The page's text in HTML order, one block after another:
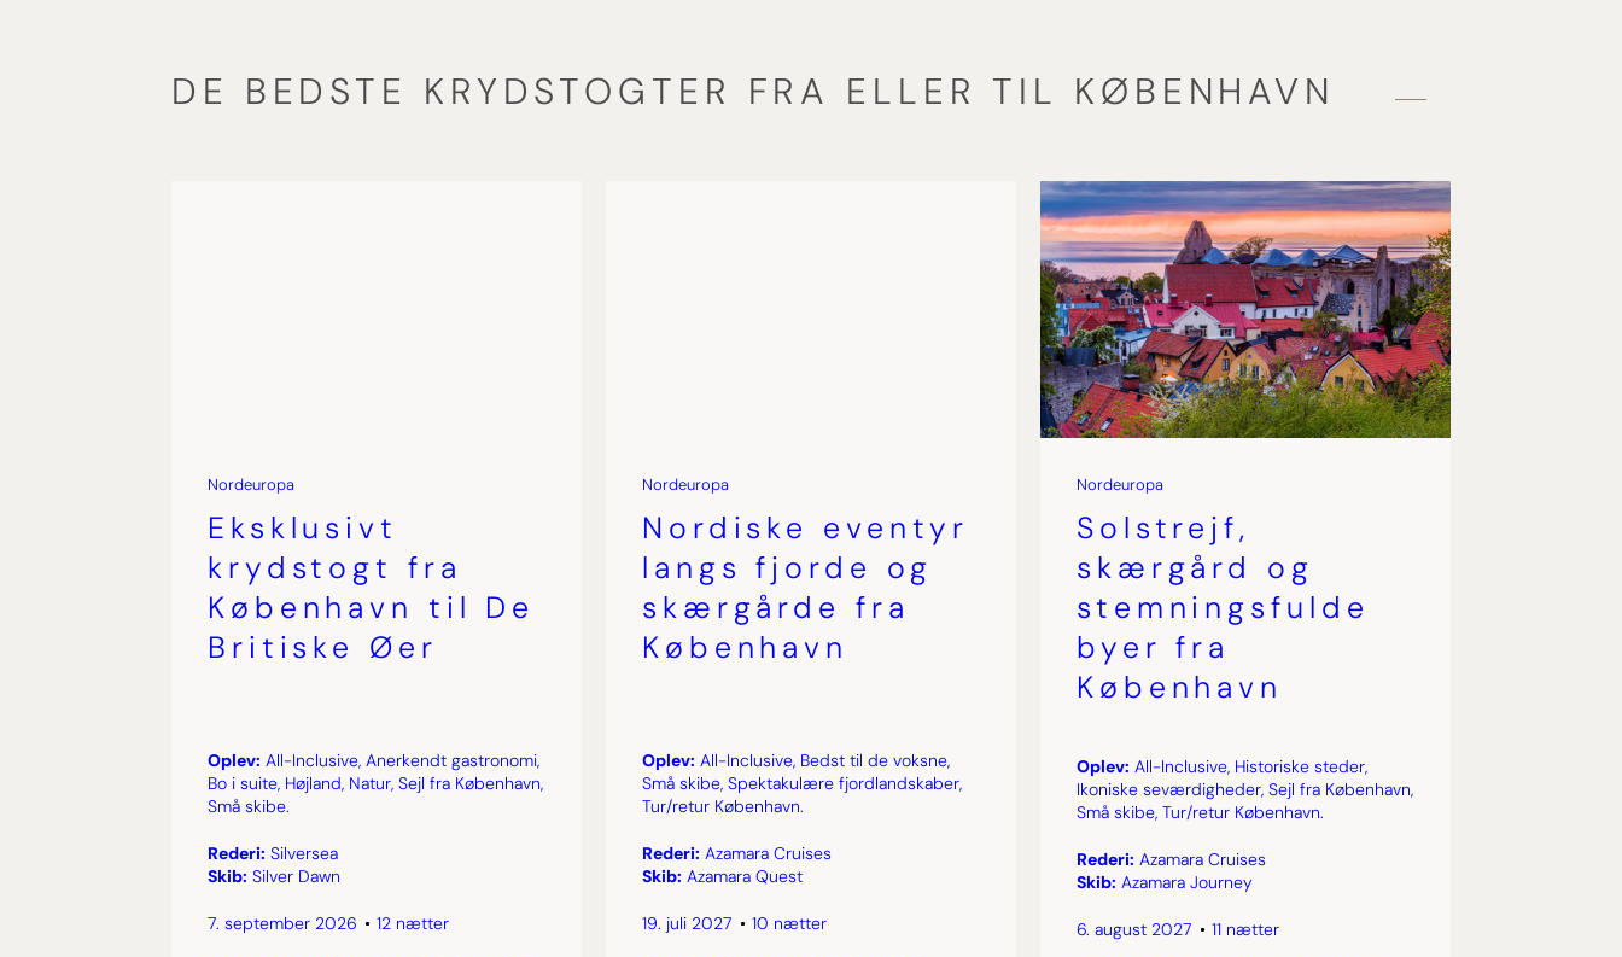
DE BEDSTE KRYDSTOGTER FRA ELLER TIL KØBENHAVN
Nordeuropa
Eksklusivt
krydstogt fra
København til De
Britiske Øer
Oplev: All-Inclusive, Anerkendt gastronomi,
Bo i suite, Højland, Natur, Sejl fra København,
Små skibe.
Rederi: Silversea
Skib: Silver Dawn
7. september 2026 12 nætter
Nordeuropa
Nordiske eventyr
langs fjorde og
skærgårde fra
København
Oplev: All-Inclusive, Bedst til de voksne,
Små skibe, Spektakulære fjordlandskaber,
Tur/retur København.
Rederi: Azamara Cruises
Skib: Azamara Quest
19. juli 2027 10 nætter
Nordeuropa
Solstrejf,
skærgård og
stemningsfulde
byer fra
København
Oplev: All-Inclusive, Historiske steder,
Ikoniske seværdigheder, Sejl fra København,
Små skibe, Tur/retur København.
Rederi: Azamara Cruises
Skib: Azamara Journey
6. august 2027 11 nætter